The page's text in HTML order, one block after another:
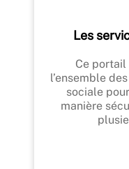
Les
Ce portail
l’ensemble
sociale
manière